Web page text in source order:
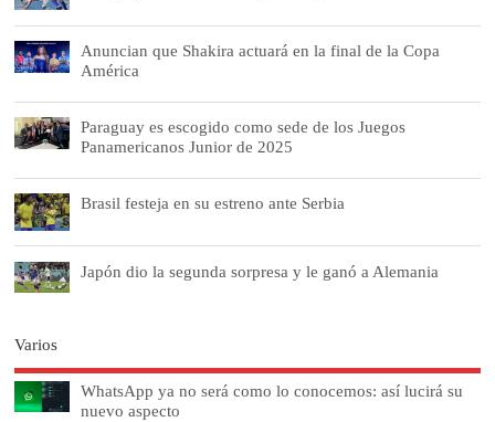
Anuncian que Shakira actuará en la final de la Copa
América
Paraguay es escogido como sede de los Juegos
Panamericanos Junior de 2025
Brasil festeja en su estreno ante Serbia
Japón dio la segunda sorpresa y le ganó a Alemania
Varios
WhatsApp ya no será como lo conocemos: así lucirá su
nuevo aspecto